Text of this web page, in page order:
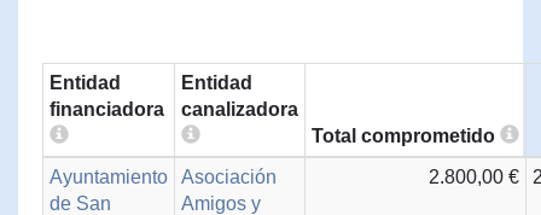
Entidad
financiadora
Entidad
canalizadora
Total comprometido
Ayuntamiento
de San
Asociación
Amigos y
2.800,00 €